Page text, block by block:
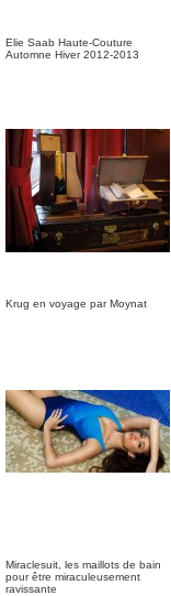
Elie Saab Haute-Couture
Automne Hiver 2012-2013
Krug en voyage par Moynat
Miraclesuit, les maillots de bain
pour être miraculeusement
ravissante